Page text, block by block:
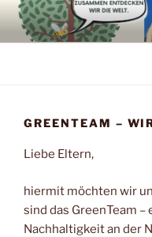
Zum
Inhalt
springen
GREENTEAM –
Liebe Eltern,
hiermit möchten wir
sind das GreenTeam
Nachhaltigkeit an der